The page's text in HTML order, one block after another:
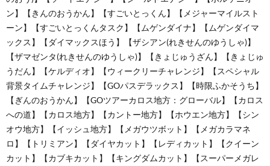
ン】【きんのおうかん】【すごいとっくん】【メジャーマイルスト
ーン】【すごいとっくんタスク】【ムゲンダイナ】【ムゲンダイマ
ックス】【ダイマックスほう】【ザシアン(れきせんのゆうしゃ)】
【ザマゼンタ(れきせんのゆうしゃ)】【きょじゅうざん】【きょじゅ
うだん】【ケルディオ】【ウィークリーチャレンジ】【スペシャル
背景タイムチャレンジ】【GOパスデラックス】【時限ふかそうち】
【ぎんのおうかん】【GOツアーカロス地方：グローバル】【カロス
への道】【カロス地方】【カントー地方】【ホウエン地方】【シン
オウ地方】【イッシュ地方】【メガウツボット】【メガカラマネ
ロ】【トリミアン】【ダイヤカット】【レディカット】【クイーン
カット】【カブキカット】【キングダムカット】【スーパーメガレ